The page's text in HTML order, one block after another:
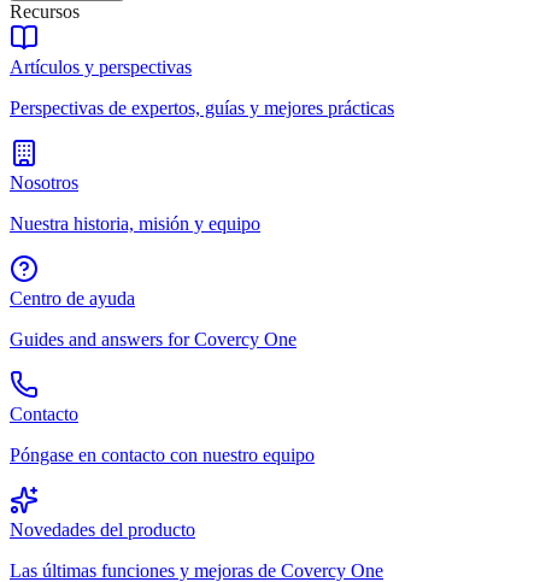
Recursos
Artículos y perspectivas
Perspectivas de expertos, guías y mejores prácticas
Nosotros
Nuestra historia, misión y equipo
Centro de ayuda
Guides and answers for Covercy One
Contacto
Póngase en contacto con nuestro equipo
Novedades del producto
Las últimas funciones y mejoras de Covercy One